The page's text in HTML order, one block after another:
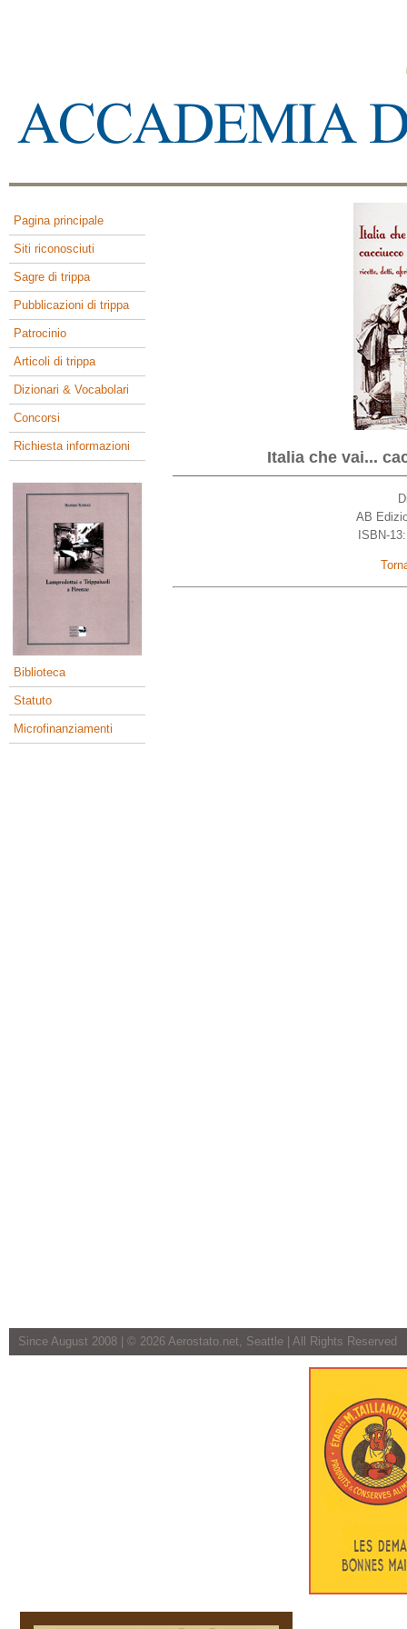
Pagina principale
Siti riconosciuti
Sagre di trippa
Pubblicazioni di trippa
Patrocinio
Articoli di trippa
Dizionari & Vocabolari
Concorsi
Richiesta informazioni
Biblioteca
Statuto
Microfinanziamenti
Italia che vai...
AB
ISBN-
Since August 2008 | © 2026 Aerostato.net, Seattle | All Rights Reserved